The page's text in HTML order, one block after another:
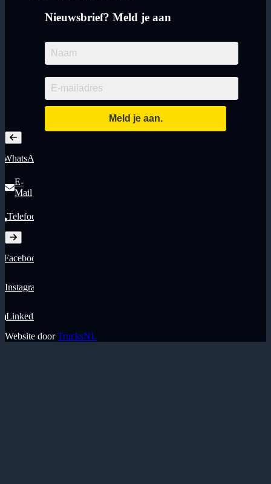
Nieuwsbrief? Meld je aan
WhatsApp
E-
Mail
Telefoon
Facebook
Instagram
LinkedIn
Website door TrucksNL